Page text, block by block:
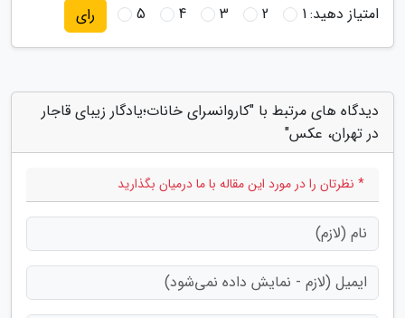
امتیاز دهید:1
2
3
4
5 رای
دیدگاه های مرتبط با "کاروانسرای خانات؛یادگار زیبای قاجار
در تهران، عکس"
* نظرتان را در مورد این مقاله با ما درمیان بگذارید